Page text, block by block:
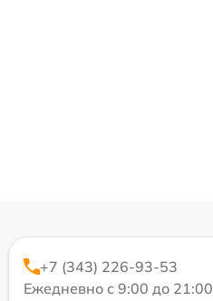
+7 (343) 226-93-53
Ежедневно с 9:00 до 21:00